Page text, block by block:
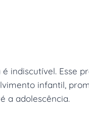
indiscutível. Esse
infantil,
a adolescência.